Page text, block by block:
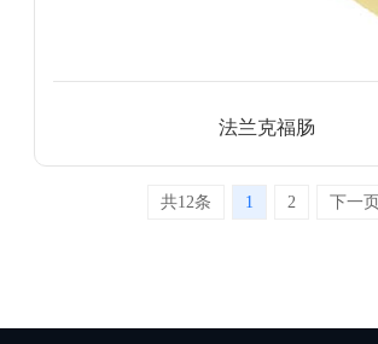
法兰克福肠
共12条 1 2 下一页